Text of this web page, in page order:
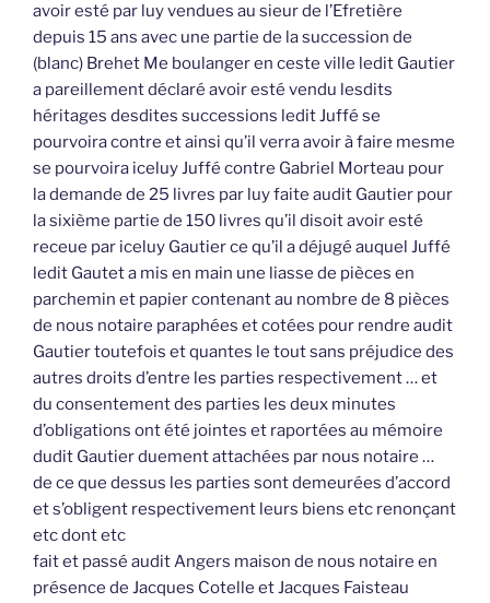
avoir esté par luy vendues au sieur de l’Efretière
depuis 15 ans avec une partie de la succession de
(blanc) Brehet Me boulanger en ceste ville ledit Gautier
a pareillement déclaré avoir esté vendu lesdits
héritages desdites successions ledit Juffé se
pourvoira contre et ainsi qu’il verra avoir à faire mesme
se pourvoira iceluy Juffé contre Gabriel Morteau pour
la demande de 25 livres par luy faite audit Gautier pour
la sixième partie de 150 livres qu’il disoit avoir esté
receue par iceluy Gautier ce qu’il a déjugé auquel Juffé
ledit Gautet a mis en main une liasse de pièces en
parchemin et papier contenant au nombre de 8 pièces
de nous notaire paraphées et cotées pour rendre audit
Gautier toutefois et quantes le tout sans préjudice des
autres droits d’entre les parties respectivement … et
du consentement des parties les deux minutes
d’obligations ont été jointes et raportées au mémoire
dudit Gautier duement attachées par nous notaire …
de ce que dessus les parties sont demeurées d’accord
et s’obligent respectivement leurs biens etc renonçant
etc dont etc
fait et passé audit Angers maison de nous notaire en
présence de Jacques Cotelle et Jacques Faisteau